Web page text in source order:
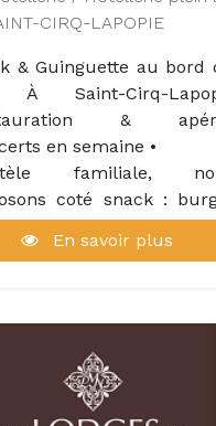
midi.
le lieu un
dans un village
où on a déjà
petite place.
CIRQ-LAPOPIE
& Guinguette au bord
À Saint-Cirq-
&
en semaine •
familiale,
coté snack :
frites, nuggets,
glaces et boissons.
En savoir plus